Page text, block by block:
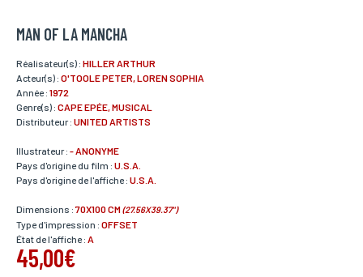
MAN OF LA MANCHA
Réalisateur(s) : HILLER ARTHUR
Acteur(s) : O'TOOLE PETER, LOREN SOPHIA
Année : 1972
Genre(s) : CAPE EPÉE, MUSICAL
Distributeur : UNITED ARTISTS
Illustrateur : - ANONYME
Pays d'origine du film : U.S.A.
Pays d'origine de l'affiche : U.S.A.
Dimensions : 70X100 CM(27.56X39.37")
Type d'impression : OFFSET
État de l'affiche : A
45,00€